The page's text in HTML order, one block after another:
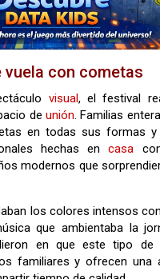
con cometas
visual, el festival
de unión. Familias
en todas sus formas y
hechas encasa
modernos que
los colores intensos
que ambientaba la
en que este tipo de
familiares y ofrecen una